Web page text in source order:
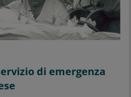
di emergenza